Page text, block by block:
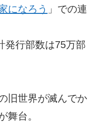
になろう 」での連
発行部数は75万部
旧世界が滅んでか
舞台。